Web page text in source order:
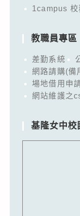
1campus 校
教職員專區
差勤系統
網路請購(備
場地借用申
網站維護之
基隆女中校